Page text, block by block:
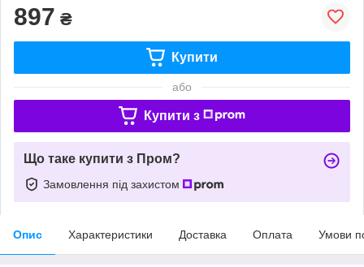
897 ₴
Купити
або
Купити з
Що таке купити з Пром?
Замовлення під захистом
Опис Характеристики Доставка Оплата Умови